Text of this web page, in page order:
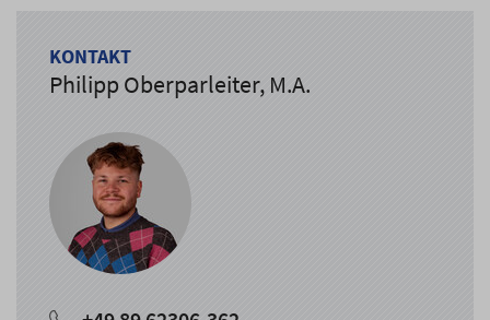
KONTAKT
Philipp Oberparleiter, M.A.